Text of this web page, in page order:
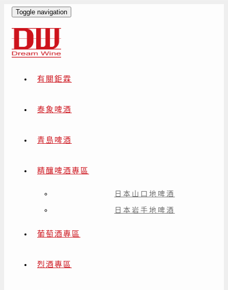
Toggle navigation
有關鉅霖
泰象啤酒
青島啤酒
精釀啤酒專區
日本山口地啤酒
日本岩手地啤酒
葡萄酒專區
烈酒專區